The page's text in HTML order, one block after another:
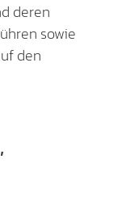
deren
sowie
den